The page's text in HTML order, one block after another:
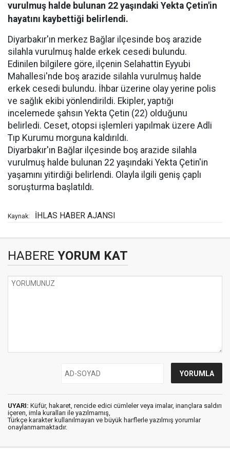
vurulmuş halde bulunan 22 yaşındaki Yekta Çetin'in
hayatını kaybettiği belirlendi.
Diyarbakır'ın merkez Bağlar ilçesinde boş arazide
silahla vurulmuş halde erkek cesedi bulundu.
Edinilen bilgilere göre, ilçenin Selahattin Eyyubi
Mahallesi'nde boş arazide silahla vurulmuş halde
erkek cesedi bulundu. İhbar üzerine olay yerine polis
ve sağlık ekibi yönlendirildi. Ekipler, yaptığı
incelemede şahsın Yekta Çetin (22) olduğunu
belirledi. Ceset, otopsi işlemleri yapılmak üzere Adli
Tıp Kurumu morguna kaldırıldı.
Diyarbakır'ın Bağlar ilçesinde boş arazide silahla
vurulmuş halde bulunan 22 yaşındaki Yekta Çetin'in
yaşamını yitirdiği belirlendi. Olayla ilgili geniş çaplı
soruşturma başlatıldı.
Kaynak: İHLAS HABER AJANSI
HABERE YORUM KAT
UYARI: Küfür, hakaret, rencide edici cümleler veya imalar, inançlara saldırı
içeren, imla kuralları ile yazılmamış,
Türkçe karakter kullanılmayan ve büyük harflerle yazılmış yorumlar
onaylanmamaktadır.